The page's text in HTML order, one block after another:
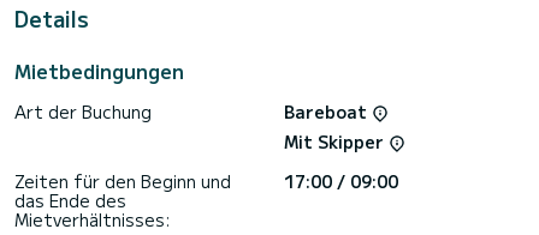
Die Möglichkeit, bei Regen, niedrigen Temperaturen oder
ein äußerst vielseitiges. Ein weiteres Juwel des Designs ist
schon immer große Aufmerksamkeit erregt hat: Die Bali 4.1
bietet statt des klassischen, wenig brauchbaren Netzes
einen kompletten Wohnbereich mit zwei Tischen, Sofas usw
Details
Mietbedingungen
Art der Buchung
Bareboat
Mit Skipper
Zeiten für den Beginn und
das Ende des
Mietverhältnisses:
17:00 / 09:00